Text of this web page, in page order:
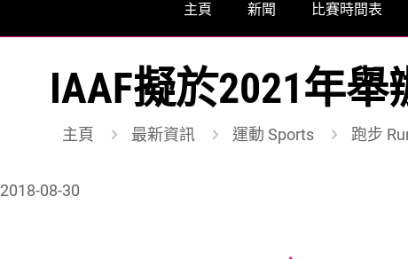
主頁 新聞 比賽時間表
IAAF擬於2021年舉
主頁 最新資訊 運動 Sports 跑步
2018-08-30